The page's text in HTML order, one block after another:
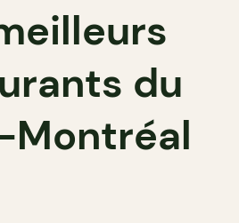
du
Montréal